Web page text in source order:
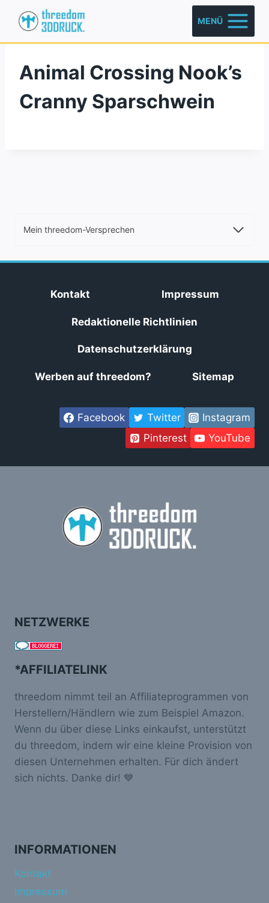
Inhalt
springen
MENÜ
Animal Crossing Nook’s
Cranny Sparschwein
Mein threedom-Versprechen
Kontakt Impressum
Redaktionelle Richtlinien
Datenschutzerklärung
Werben auf threedom? Sitemap
Facebook Twitter
Instagram
Pinterest
YouTube
NETZWERKE
*AFFILIATELINK
threedom nimmt teil an Affiliateprogrammen von
Herstellern/Händlern wie zum Beispiel Amazon.
Wenn du über diese Links einkaufst, unterstützt
du threedom, indem wir eine kleine Provision von
diesen Unternehmen erhalten. Für dich ändert
sich nichts. Danke dir! 💙
INFORMATIONEN
Kontakt
Impressum